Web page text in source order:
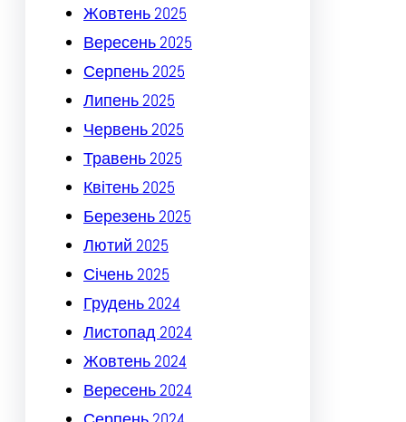
Жовтень 2025
Вересень 2025
Серпень 2025
Липень 2025
Червень 2025
Травень 2025
Квітень 2025
Березень 2025
Лютий 2025
Січень 2025
Грудень 2024
Листопад 2024
Жовтень 2024
Вересень 2024